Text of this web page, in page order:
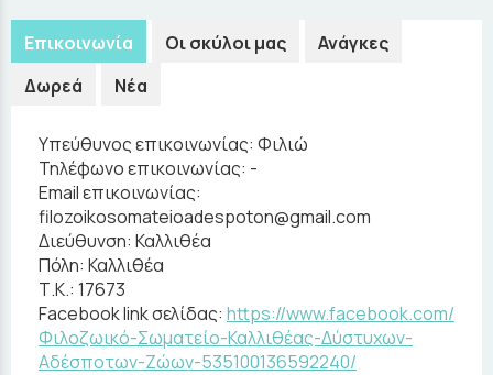
Επικοινωνία Οι σκύλοι μας
Ανάγκες
Δωρεά
Νέα
Υπεύθυνος επικοινωνίας: Φιλιώ
Τηλέφωνο επικοινωνίας: -
Email επικοινωνίας:
filozoikosomateioadespoton@gmail.com
Διεύθυνση: Καλλιθέα
Πόλη: Καλλιθέα
Τ.Κ.: 17673
Facebook link σελίδας: https://www.facebook.com/
Φιλοζωικό-Σωματείο-Καλλιθέας-Δύστυχων-
Αδέσποτων-Ζώων-535100136592240/